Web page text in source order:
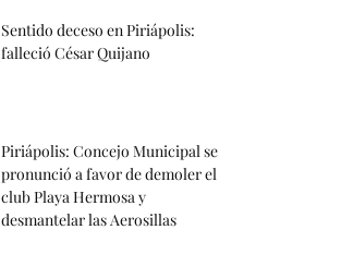
Sentido deceso en Piriápolis:
falleció César Quijano
Piriápolis: Concejo Municipal se
pronunció a favor de demoler el
club Playa Hermosa y
desmantelar las Aerosillas